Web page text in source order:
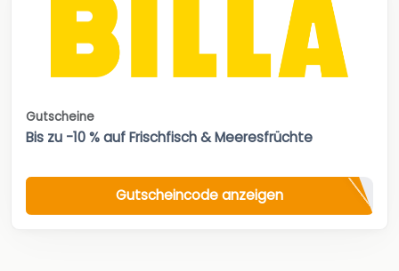
Gutscheine
Bis zu -10 % auf Frischfisch & Meeresfrüchte
Gutscheincode anzeigen